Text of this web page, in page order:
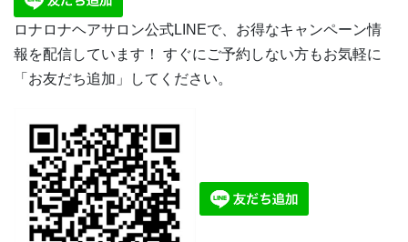
ロナロナヘアサロン公式LINEで、お得なキャンペーン情
報を配信しています！ すぐにご予約しない方もお気軽に
「お友だち追加」してください。